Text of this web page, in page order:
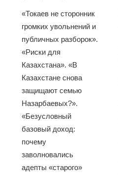
«Токаев не сторонник
громких увольнений и
публичных разборок».
«Риски для
Казахстана». «В
Казахстане снова
защищают семью
Назарбаевых?».
«Безусловный
базовый доход:
почему
заволновались
адепты «старого»